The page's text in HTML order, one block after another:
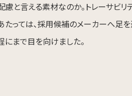
と言える素材なのか。トレーサビリ
たっては、採用候補のメーカーへ足
にまで目を向けました。